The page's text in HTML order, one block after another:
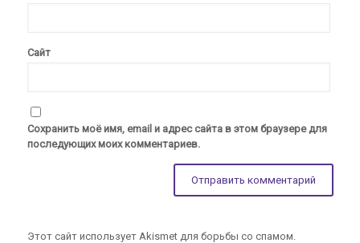
Сайт
Сохранить моё имя, email и адрес сайта в этом браузере для
последующих моих комментариев.
Этот сайт использует Akismet для борьбы со спамом.